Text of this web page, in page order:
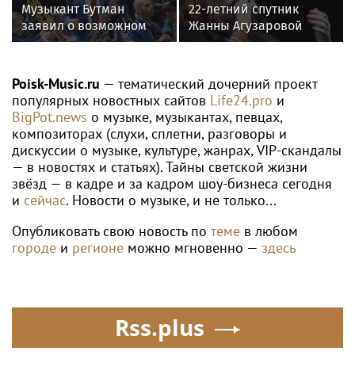
Музыкант Бутман
заявил о возможном
появлении первого в
22-летний спутник
Жанны Агузаровой
опроверг роман с
Poisk-Music.ru — тематический дочерний проект
популярных новостных сайтов Life24.pro и
BigPot.news о музыке, музыкантах, певцах,
композиторах (слухи, сплетни, разговоры и
дискуссии о музыке, культуре, жанрах, VIP-скандалы
— в новостях и статьях). Тайны светской жизни
звёзд — в кадре и за кадром шоу-бизнеса сегодня
и сейчас. Новости о музыке, и не только...
Опубликовать свою новость по теме в любом
городе и регионе можно мгновенно — здесь
Rss.plus